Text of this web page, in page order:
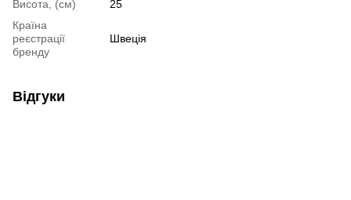
Висота, (см)
25
Країна
реєстрації
бренду
Швеція
Відгуки